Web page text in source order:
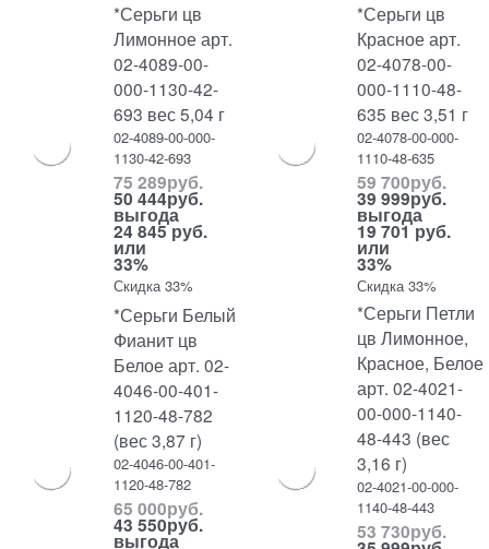
*Серьги цв
Лимонное арт.
02-4089-00-
000-1130-42-
693 вес 5,04 г
02-4089-00-000-
1130-42-693
75 289руб.
50 444руб.
выгода
24 845 руб.
или
33%
Скидка 33%
*Серьги цв
Красное арт.
02-4078-00-
000-1110-48-
635 вес 3,51 г
02-4078-00-000-
1110-48-635
59 700руб.
39 999руб.
выгода
19 701 руб.
или
33%
Скидка 33%
*Серьги Белый
Фианит цв
Белое арт. 02-
4046-00-401-
1120-48-782
(вес 3,87 г)
02-4046-00-401-
1120-48-782
65 000руб.
43 550руб.
выгода
*Серьги Петли
цв Лимонное,
Красное, Белое
арт. 02-4021-
00-000-1140-
48-443 (вес
3,16 г)
02-4021-00-000-
1140-48-443
53 730руб.